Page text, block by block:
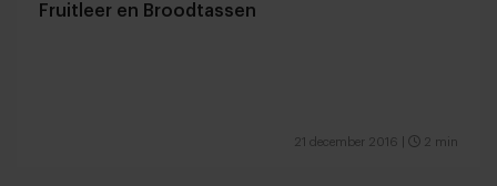
Fruitleer en Broodtassen
21 december 2016 2 min